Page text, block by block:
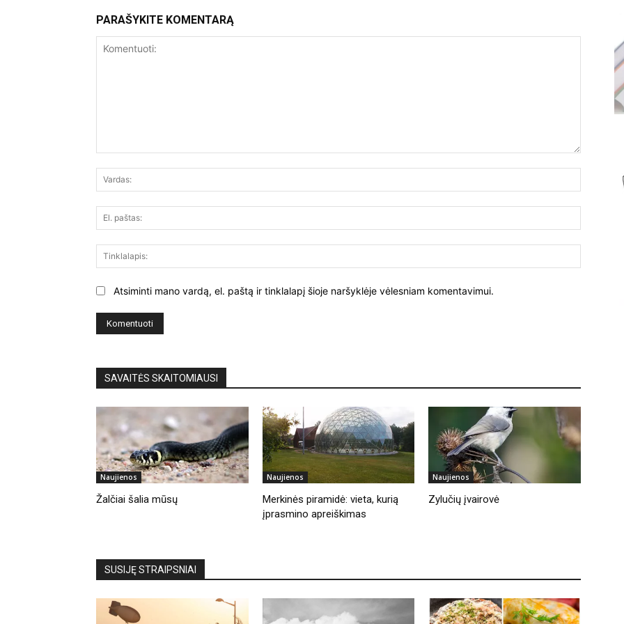
PARAŠYKITE KOMENTARĄ
paštas:
Atsiminti mano vardą, el. paštą ir tinklalapį šioje naršyklėje vėlesniam komentavimui.
SAVAITĖS SKAITOMIAUSI
Naujienos
Žalčiai šalia mūsų
Naujienos
Merkinės piramidė: vieta, kurią
įprasmino apreiškimas
Naujienos
Zylučių įvairovė
SUSIJĘ STRAIPSNIAI